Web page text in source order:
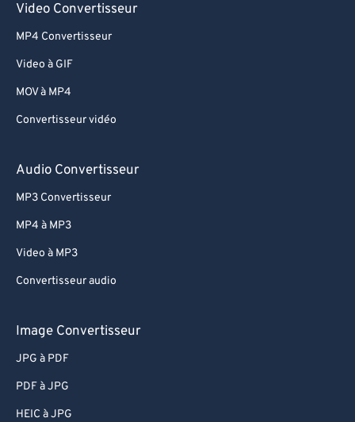
Video Convertisseur
MP4 Convertisseur
Video à GIF
MOV à MP4
Convertisseur vidéo
Audio Convertisseur
MP3 Convertisseur
MP4 à MP3
Video à MP3
Convertisseur audio
Image Convertisseur
JPG à PDF
PDF à JPG
HEIC à JPG